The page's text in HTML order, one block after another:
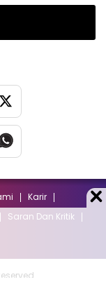
Karir
Saran Dan Kritik